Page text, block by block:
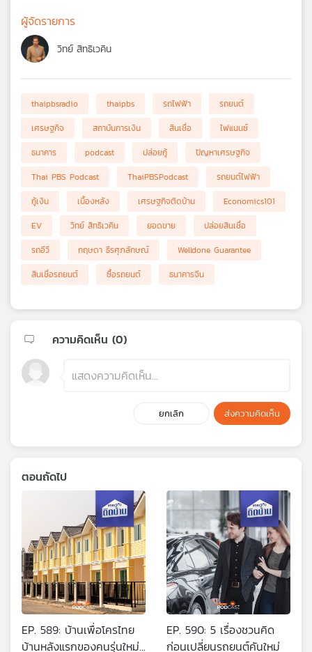
ผู้จัดรายการ
วิทย์ สิทธิเวคิน
thaipbsradio thaipbs รถไฟฟ้า
รถยนต์
เศรษฐกิจ
สถาบันการเงิน สินเชื่อ
ไฟแนนซ์
ธนาคาร
podcast ปล่อยกู้
ปัญหาเศรษฐกิจ
Thai PBS Podcast
ThaiPBSPodcast
รถยนต์ไฟฟ้า
กู้เงิน
เบื้องหลัง เศรษฐกิจติดบ้าน
Economics101
EV
วิทย์ สิทธิเวคิน ยอดขาย
ปล่อยสินเชื่อ
รถอีวี
กฤษดา ธีรศุภลักษณ์
Welldone Guarantee
สินเชื่อรถยนต์
ซื้อรถยนต์ ธนาคารจีน
ความคิดเห็น (0)
ยกเลิก ส่งความคิดเห็น
ตอนถัดไป
EP. 589: บ้านเพื่อโครไทย
บ้านหลังแรกของคนรุ่นใหม่
EP. 590: 5 เรื่องชวนคิด
ก่อนเปลี่ยนรถยนต์คันใหม่